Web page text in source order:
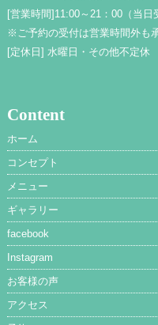
[営業時間] 11:00～21：00（当日
※ご予約の受付は営業時間外も
[定休日] 水曜日・その他不定休
Content
ホーム
コンセプト
メニュー
ギャラリー
facebook
Instagram
お客様の声
アクセス